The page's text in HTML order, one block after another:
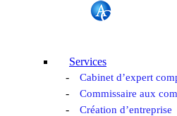
Services
Cabinet d’expert
Commissaire aux
Création d’entreprise